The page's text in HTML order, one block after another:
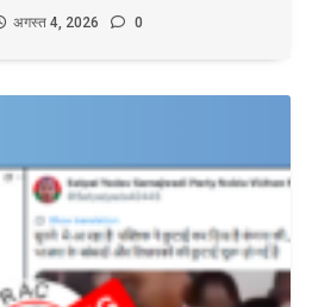
अगस्त 4, 2026 0